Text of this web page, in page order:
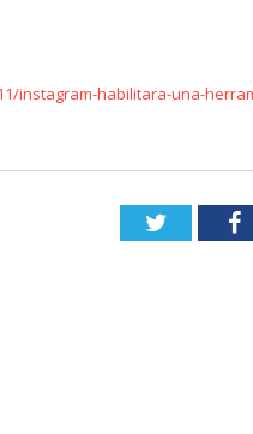
instagram-habilitara-una-
Twitter